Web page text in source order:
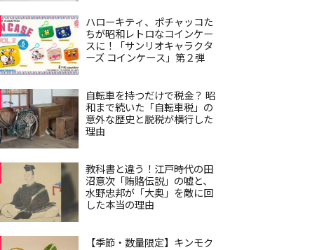
ハローキティ、ポチャッコた
ちが昭和レトロなコインケー
スに！「サンリオキャラクタ
ーズ コインケース」第２弾
自転車を持つだけで税金？ 昭
和まで続いた「自転車税」の
意外な歴史と脱税が横行した
理由
教科書と違う！江戸時代の田
沼意次「賄賂伝説」の嘘と、
水野忠邦が「大奥」を敵に回
した本当の理由
【季節・数量限定】キンモク